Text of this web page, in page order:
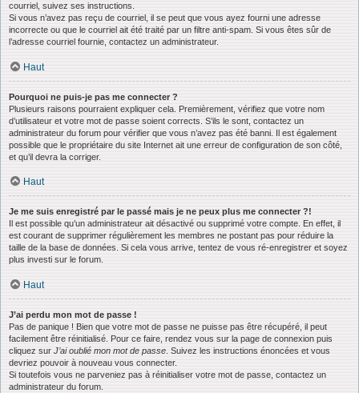
courriel, suivez ses instructions.
Si vous n’avez pas reçu de courriel, il se peut que vous ayez fourni une adresse
incorrecte ou que le courriel ait été traité par un filtre anti-spam. Si vous êtes sûr de
l’adresse courriel fournie, contactez un administrateur.
Haut
Pourquoi ne puis-je pas me connecter ?
Plusieurs raisons pourraient expliquer cela. Premièrement, vérifiez que votre nom
d’utilisateur et votre mot de passe soient corrects. S’ils le sont, contactez un
administrateur du forum pour vérifier que vous n’avez pas été banni. Il est également
possible que le propriétaire du site Internet ait une erreur de configuration de son côté,
et qu’il devra la corriger.
Haut
Je me suis enregistré par le passé mais je ne peux plus me connecter ?!
Il est possible qu’un administrateur ait désactivé ou supprimé votre compte. En effet, il
est courant de supprimer régulièrement les membres ne postant pas pour réduire la
taille de la base de données. Si cela vous arrive, tentez de vous ré-enregistrer et soyez
plus investi sur le forum.
Haut
J’ai perdu mon mot de passe !
Pas de panique ! Bien que votre mot de passe ne puisse pas être récupéré, il peut
facilement être réinitialisé. Pour ce faire, rendez vous sur la page de connexion puis
cliquez sur J’ai oublié mon mot de passe . Suivez les instructions énoncées et vous
devriez pouvoir à nouveau vous connecter.
Si toutefois vous ne parveniez pas à réinitialiser votre mot de passe, contactez un
administrateur du forum.